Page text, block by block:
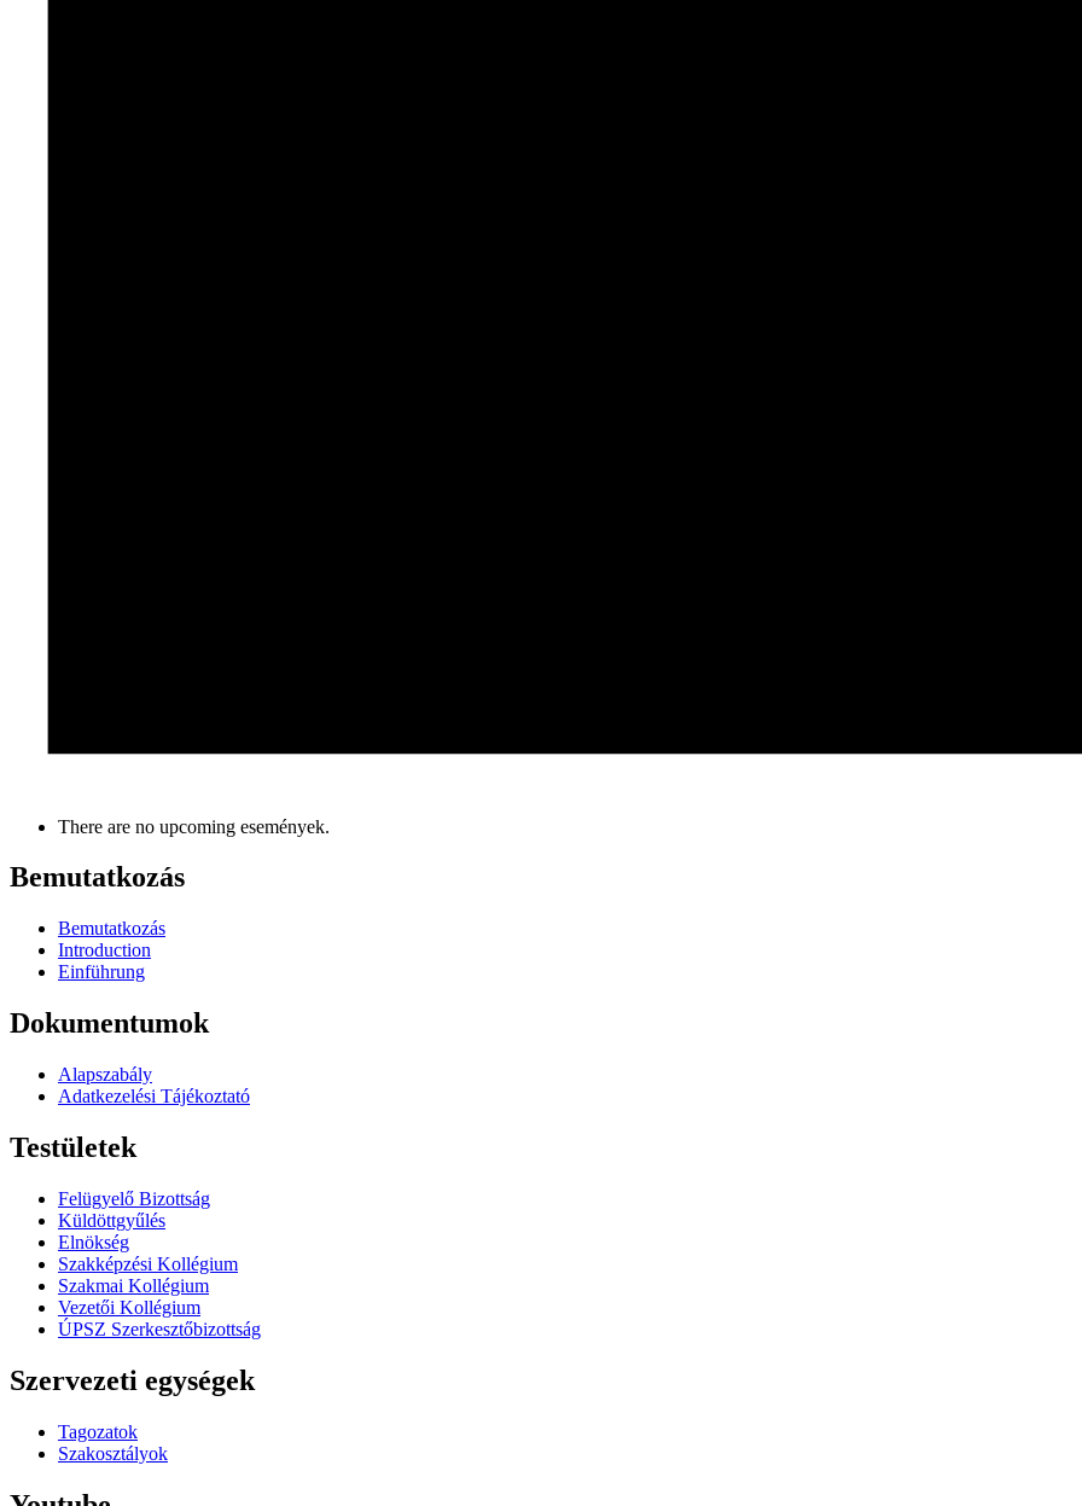
There are no upcoming események.
Bemutatkozás
Bemutatkozás
Introduction
Einführung
Dokumentumok
Alapszabály
Adatkezelési Tájékoztató
Testületek
Felügyelő Bizottság
Küldöttgyűlés
Elnökség
Szakképzési Kollégium
Szakmai Kollégium
Vezetői Kollégium
ÚPSZ Szerkesztőbizottság
Szervezeti egységek
Tagozatok
Szakosztályok